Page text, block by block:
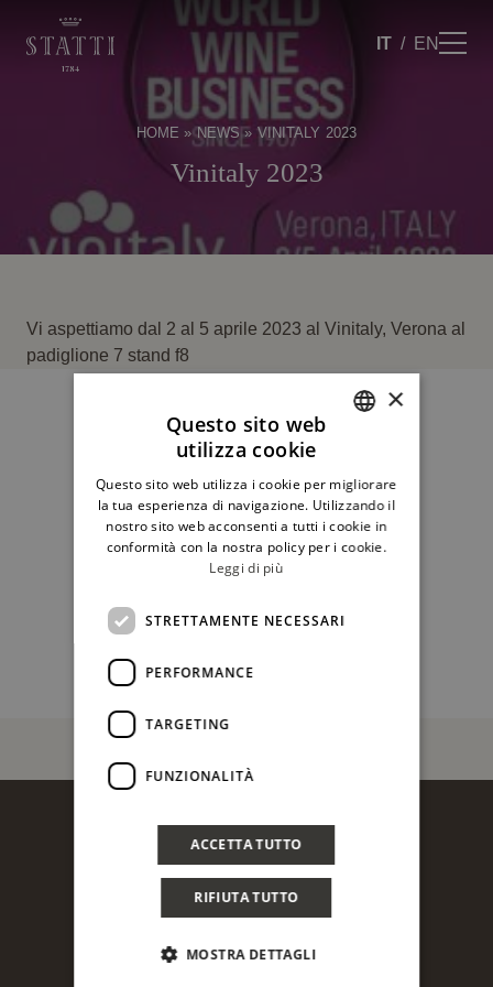
IT EN
HOME »NEWS »VINITALY 2023
Vinitaly 2023
Vi aspettiamo dal 2 al 5 aprile 2023 al Vinitaly, Verona al
padiglione 7 stand f8
ENGLISH
×
Questo sito web
utilizza cookie
Questo sito web utilizza i cookie per migliorare
la tua esperienza di navigazione. Utilizzando il
nostro sito web acconsenti a tutti i cookie in
conformità con la nostra policy per i cookie.
Leggi di più
STRETTAMENTE NECESSARI
PERFORMANCE
TARGETING
FUNZIONALITÀ
ACCETTA TUTTO
RIFIUTA TUTTO
MOSTRA DETTAGLI